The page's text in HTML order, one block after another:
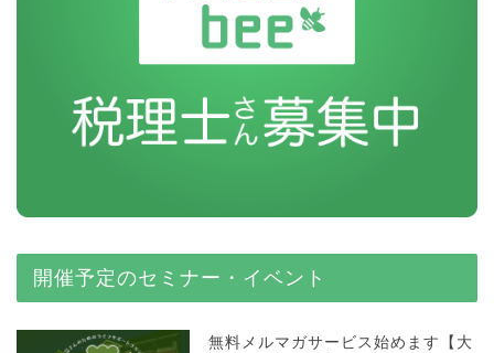
開催予定のセミナー・イベント
無料メルマガサービス始めます【大